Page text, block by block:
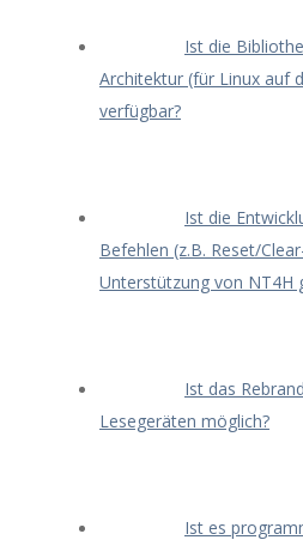
Ist die
Architektur (für Linux auf
verfügbar?
Ist die
Befehlen (z.B. Reset/
Unterstützung von NT4H
Ist das
Lesegeräten möglich?
Ist es